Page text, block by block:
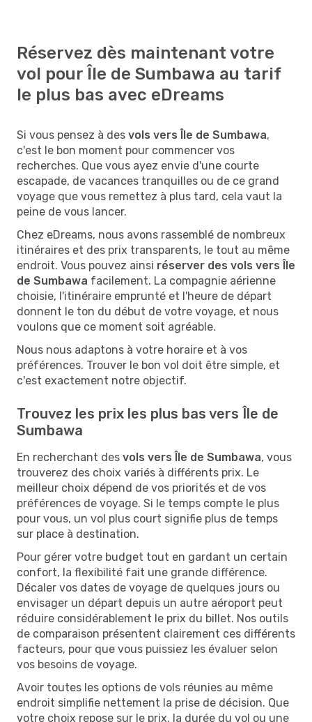
Réservez dès maintenant votre
vol pour Île de Sumbawa au tarif
le plus bas avec eDreams
Si vous pensez à des vols vers Île de Sumbawa,
c'est le bon moment pour commencer vos
recherches. Que vous ayez envie d'une courte
escapade, de vacances tranquilles ou de ce grand
voyage que vous remettez à plus tard, cela vaut la
peine de vous lancer.
Chez eDreams, nous avons rassemblé de nombreux
itinéraires et des prix transparents, le tout au même
endroit. Vous pouvez ainsi réserver des vols vers Île
de Sumbawa facilement. La compagnie aérienne
choisie, l'itinéraire emprunté et l'heure de départ
donnent le ton du début de votre voyage, et nous
voulons que ce moment soit agréable.
Nous nous adaptons à votre horaire et à vos
préférences. Trouver le bon vol doit être simple, et
c'est exactement notre objectif.
Trouvez les prix les plus bas vers Île de
Sumbawa
En recherchant des vols vers Île de Sumbawa, vous
trouverez des choix variés à différents prix. Le
meilleur choix dépend de vos priorités et de vos
préférences de voyage. Si le temps compte le plus
pour vous, un vol plus court signifie plus de temps
sur place à destination.
Pour gérer votre budget tout en gardant un certain
confort, la flexibilité fait une grande différence.
Décaler vos dates de voyage de quelques jours ou
envisager un départ depuis un autre aéroport peut
réduire considérablement le prix du billet. Nos outils
de comparaison présentent clairement ces différents
facteurs, pour que vous puissiez les évaluer selon
vos besoins de voyage.
Avoir toutes les options de vols réunies au même
endroit simplifie nettement la prise de décision. Que
votre choix repose sur le prix, la durée du vol ou une